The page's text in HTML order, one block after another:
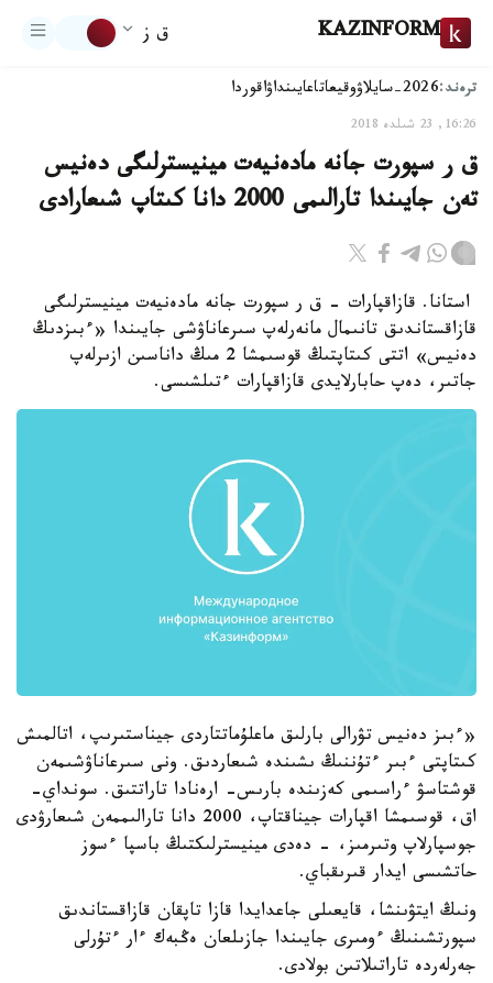
KAZINFORM ق ز
ترەند:2026-سايلاۋ وقيعاتاعايىنداۋاقوردا
16:26, 23 شىلدە 2018
ق ر سپورت جانە مادەنيەت مينيسترلىگى دەنيس
تەن جايىندا تارالىمى 2000 دانا كىتاپ شىعارادى
استانا. قازاقپارات - ق ر سپورت جانە مادەنيەت مينيسترلىگى
قازاقستاندىق تانىمال مانەرلەپ سىرعاناۋشى جايىندا «ءبىزدىڭ
دەنيس» اتتى كىتاپتىڭ قوسىمشا 2 مىڭ داناسىن ازىرلەپ
جاتىر، دەپ حابارلايدى قازاقپارات ءتىلشىسى.
«ءبىز دەنيس تۋرالى بارلىق ماعلۇماتتاردى جيناستىرىپ، اتالمىش
كىتاپتى ءبىر ءتۇننىڭ ىشىندە شىعاردىق. ونى سىرعاناۋشىمەن
قوشتاسۋ ءراسىمى كەزىندە بارىس- ارەنادا تاراتتىق. سونداي-
اق، قوسىمشا اقپارات جيناقتاپ، 2000 دانا تارالىممەن شىعارۋدى
جوسپارلاپ وتىرمىز، - دەدى مينيسترلىكتىڭ باسپا ءسوز
حاتشىسى ايدار قىرىقباي.
ونىڭ ايتۋىنشا، قايعىلى جاعدايدا قازا تاپقان قازاقستاندىق
سپورتشىنىڭ ءومىرى جايىندا جازىلعان ەڭبەك ءار ءتۇرلى
جەرلەردە تاراتىلاتىن بولادى.